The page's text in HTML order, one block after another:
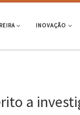
INOVAÇÃO
a